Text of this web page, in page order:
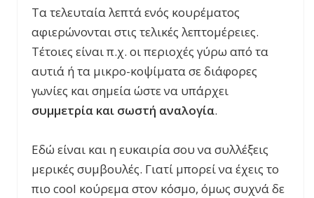
Τα τελευταία λεπτά ενός κουρέματος
αφιερώνονται στις τελικές λεπτομέρειες.
Τέτοιες είναι π.χ. οι περιοχές γύρω από τα
αυτιά ή τα μικρο-κοψίματα σε διάφορες
γωνίες και σημεία ώστε να υπάρχει
συμμετρία και σωστή αναλογία.
Εδώ είναι και η ευκαιρία σου να συλλέξεις
μερικές συμβουλές. Γιατί μπορεί να έχεις το
πιο cool κούρεμα στον κόσμο, όμως συχνά δε